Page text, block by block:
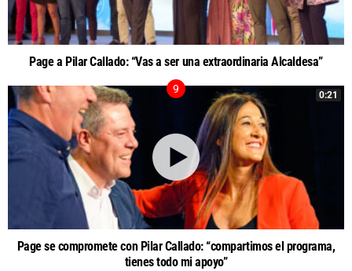
Page a Pilar Callado: “Vas a ser una extraordinaria Alcaldesa”
0:21
Page se compromete con Pilar Callado: “compartimos el programa,
tienes todo mi apoyo”